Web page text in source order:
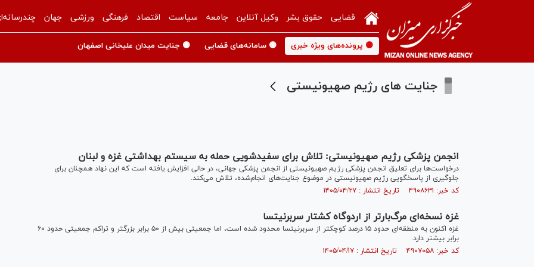
قضایی حقوق بشر وکیل آنلاین جامعه سیاست اقتصاد فرهنگی ورزشی جهان
🟡 پرونده‌های ویژه خبری 🟡 سامانه‌های قضایی 🟡 جنایت میدان علیخانی اصفهان
جنایت های رژیم صهیونیستی
انجمن پزشکی رژیم صهیونیستی: تلاش برای سفیدشویی حمله به سیستم بهداشتی غزه و لبنان
درخواست‌ها برای تعلیق انجمن پزشکی رژیم صهیونیستی از انجمن پزشکی جهانی، در حالی افزایش یافته است که این نهاد همچنان برای
جلوگیری از پاسخگویی رژیم صهیونیستی در موضوع جنایت‌های انجام‌شده، تلاش می‌کند.
کد خبر: ۴۹۰۸۶۳۱ تاریخ انتشار : ۱۴۰۵/۰۴/۲۷
غزه نسخه‌ای مرگ‌بارتر از اردوگاه کشتار سربرنیتسا
غزه اکنون به منطقه‌ای حدود ۱۵ درصد کوچکتر از سربرنیتسا محدود شده است، اما جمعیتی بیش از ۵۰ برابر بزرگتر و تراکم جمعیتی حدود ۶۰
برابر بیشتر دارد.
کد خبر: ۴۹۰۷۰۵۸ تاریخ انتشار : ۱۴۰۵/۰۴/۱۷